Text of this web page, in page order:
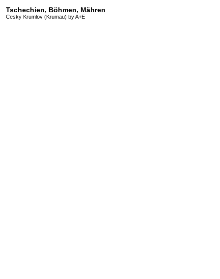
Tschechien, Böhmen, Mähren
Cesky Krumlov (Krumau) by A+E